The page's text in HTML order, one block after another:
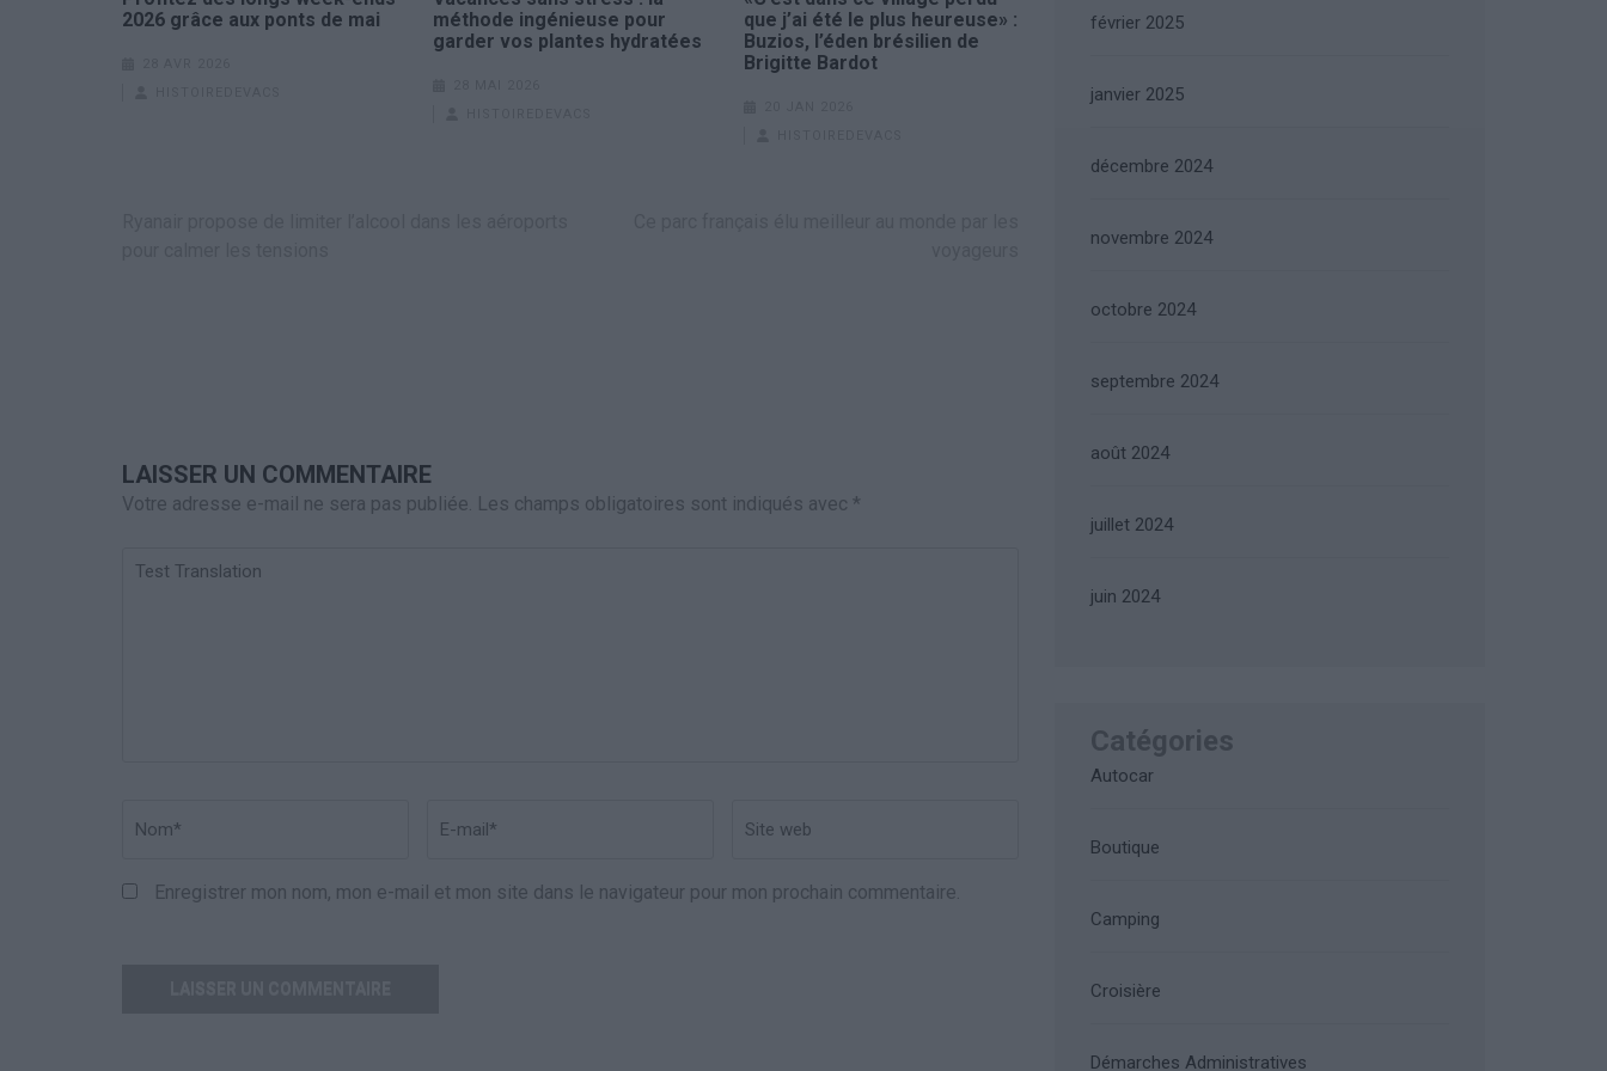
2026 grâce aux ponts de mai
méthode ingénieuse pour
garder vos plantes hydratées
que j’ai été le plus heureuse» :
Buzios, l’éden brésilien de
Brigitte Bardot
LAISSER UN COMMENTAIRE
Votre adresse e-mail ne sera pas publiée. Les champs obligatoires sont indiqués avec *
Test
web
Enregistrer mon nom, mon e-mail et mon site dans le navigateur pour mon prochain commentaire.
février 2025
janvier 2025
décembre 2024
novembre 2024
octobre 2024
septembre 2024
août 2024
juillet 2024
juin 2024
Catégories
Autocar
Boutique
Camping
Croisière
Démarches Administratives